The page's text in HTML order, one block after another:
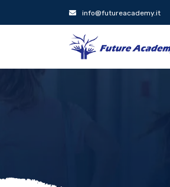
info@futureacademy.it